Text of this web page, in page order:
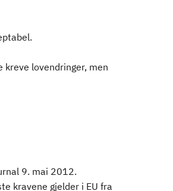
kreve lovendringer, men
9. mai 2012.
kravene gjelder i EU fra